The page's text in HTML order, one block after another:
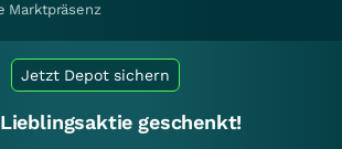
Marktpräsenz
Jetzt Depot sichern
geschenkt!